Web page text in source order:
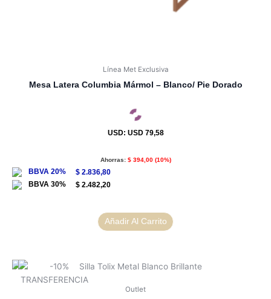
Línea Met Exclusiva
Mesa Latera Columbia Mármol – Blanco/ Pie Dorado
USD: USD 79,58
Ahorras: $394,00 (10%)
$ 2.836,80
$ 2.482,20
Añadir Al Carrito
Outlet